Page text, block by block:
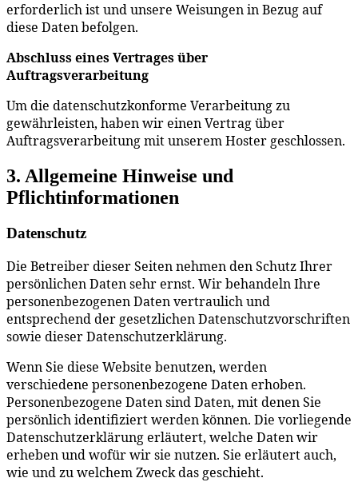
erforderlich ist und unsere Weisungen in Bezug auf
diese Daten befolgen.
Abschluss eines Vertrages über
Auftragsverarbeitung
Um die datenschutzkonforme Verarbeitung zu
gewährleisten, haben wir einen Vertrag über
Auftragsverarbeitung mit unserem Hoster geschlossen.
3. Allgemeine Hinweise und
Pflichtinformationen
Datenschutz
Die Betreiber dieser Seiten nehmen den Schutz Ihrer
persönlichen Daten sehr ernst. Wir behandeln Ihre
personenbezogenen Daten vertraulich und
entsprechend der gesetzlichen Datenschutzvorschriften
sowie dieser Datenschutzerklärung.
Wenn Sie diese Website benutzen, werden
verschiedene personenbezogene Daten erhoben.
Personenbezogene Daten sind Daten, mit denen Sie
persönlich identifiziert werden können. Die vorliegende
Datenschutzerklärung erläutert, welche Daten wir
erheben und wofür wir sie nutzen. Sie erläutert auch,
wie und zu welchem Zweck das geschieht.